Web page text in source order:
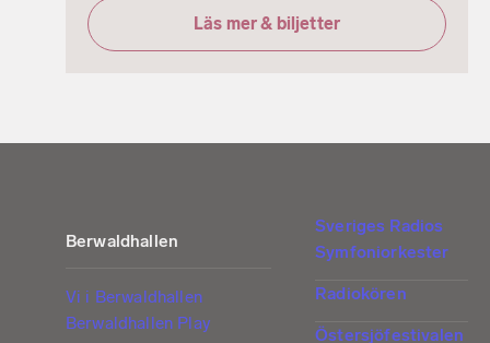
Läs mer & biljetter
Berwaldhallen
Vi i Berwaldhallen
Berwaldhallen Play
Sveriges Radios
Symfoniorkester
Radiokören
Östersjöfestivalen